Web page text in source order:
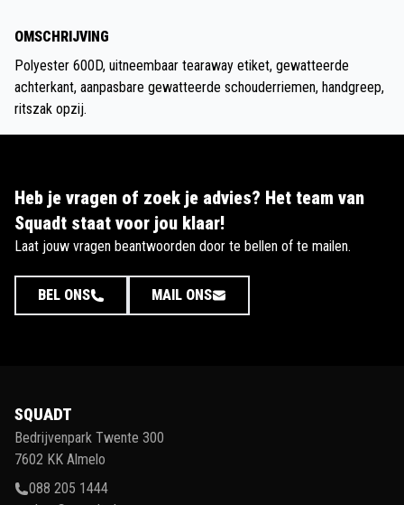
OMSCHRIJVING
Polyester 600D, uitneembaar tearaway etiket, gewatteerde
achterkant, aanpasbare gewatteerde schouderriemen, handgreep,
ritszak opzij.
Heb je vragen of zoek je advies? Het team van
Squadt staat voor jou klaar!
Laat jouw vragen beantwoorden door te bellen of te mailen.
BEL ONS MAIL ONS
SQUADT
Bedrijvenpark Twente 300
7602 KK Almelo
088 205 1444